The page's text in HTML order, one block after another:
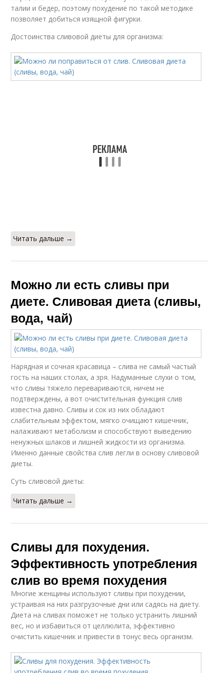
талии и бедер, поэтому похудение по такой методике
позволяет добиться изящной фигурки.
Достоинства сливовой диеты для организма:
Читать дальше →
Можно ли есть сливы при
диете. Сливовая диета (сливы,
вода, чай)
Нарядная и сочная красавица – слива не самый частый
гость на наших столах, а зря. Надуманные слухи о том,
что сливы тяжело перевариваются, ничем не
подтверждены, а вот очистительная функция слив
известна давно. Сливы и сок из них обладают
слабительным эффектом, мягко очищают кишечник,
налаживают метаболизм и способствуют выведению
ненужных шлаков и лишней жидкости из организма.
Именно данные свойства слив легли в основу сливовой
диеты.
Суть сливовой диеты:
Читать дальше →
Сливы для похудения.
Эффективность употребления
слив во время похудения
Многие женщины используют сливы при похудении,
устраивая на них разгрузочные дни или садясь на диету.
Диета на сливах поможет не только устранить лишний
вес, но и избавиться от целлюлита, эффективно
очистить кишечник и привести в тонус весь организм.